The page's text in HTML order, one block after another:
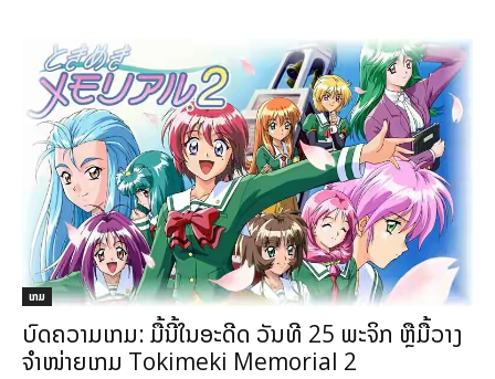
ເກມ
ບົດຄວາມເກມ: ມື້ນີ້ໃນອະດີດ ວັນທີ 25 ພະຈິກ ຫຼືມື້ວາງ
ຈຳໜ່າຍເກມ Tokimeki Memorial 2